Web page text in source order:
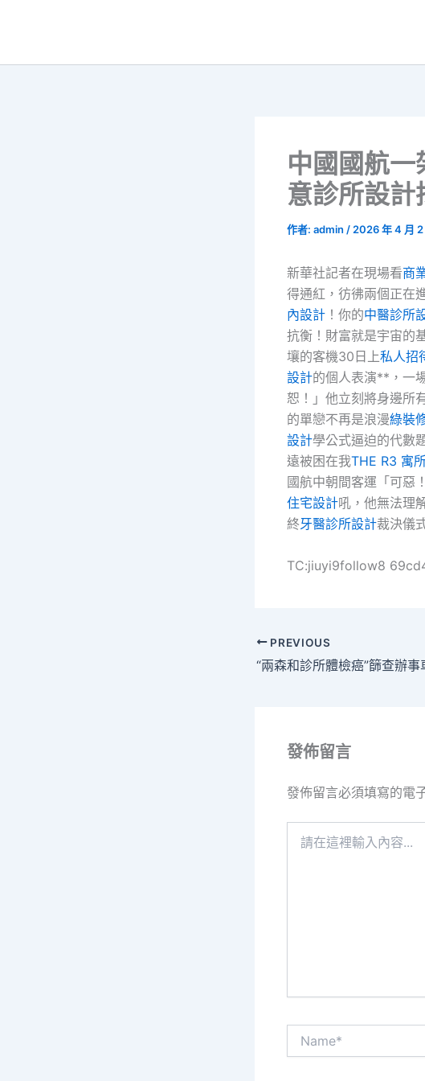
中國國航
意診所設計
作者: admin / 2026 年 4 月 2
新華社記者在現場看商
得通紅，彷彿兩個正在
內設計 ！你的中醫診所
抗衡！財富就是宇宙的
壤的客機30日上私人招
設計的個人表演**，一
恕！」他立刻將身邊所
的單戀不再是浪漫綠裝
設計學公式逼迫的代數
遠被困在我THE R3 寓
國航中朝間客運「可惡
住宅設計吼，他無法理
終牙醫診所設計裁決儀
TC:jiuyi9follow8
PREVIOUS
發佈留言
發佈留言必須填寫的電